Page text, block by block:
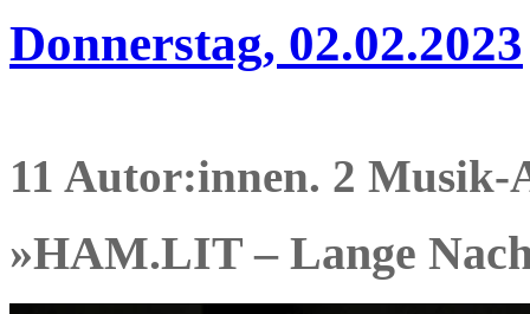
Donnerstag, 02.02.2023
11 Autor:innen. 2 Musik-
»HAM.LIT – Lange